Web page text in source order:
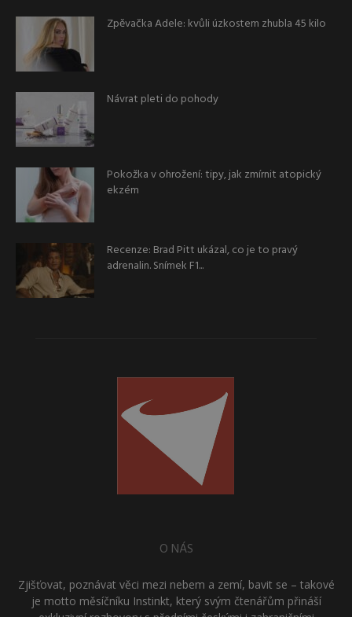
Zpěvačka Adele: kvůli úzkostem zhubla 45 kilo
Návrat pleti do pohody
Pokožka v ohrožení: tipy, jak zmírnit atopický
ekzém
Recenze: Brad Pitt ukázal, co je to pravý
adrenalin. Snímek F1...
O NÁS
Zjišťovat, poznávat věci mezi nebem a zemí, bavit se – takové
je motto měsíčníku Instinkt, který svým čtenářům přináší